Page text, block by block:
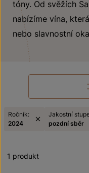
tóny. Od svěžích
nabízíme vína,
nebo slavnostní
Ročník:
2024
Jakostní
pozdní sběr
1 produkt